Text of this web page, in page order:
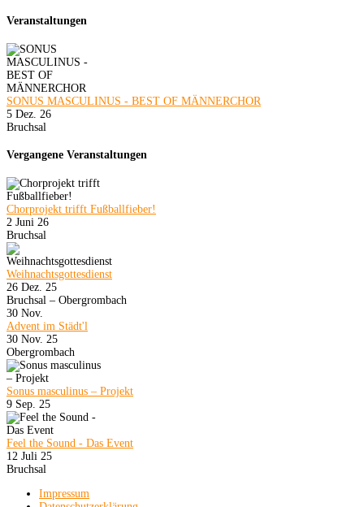
Veranstaltungen
SONUS MASCULINUS - BEST OF MÄNNERCHOR
5 Dez. 26
Bruchsal
Vergangene Veranstaltungen
Chorprojekt trifft Fußballfieber!
2 Juni 26
Bruchsal
Weihnachtsgottesdienst
26 Dez. 25
Bruchsal – Obergrombach
30 Nov.
Advent im Städt'l
30 Nov. 25
Obergrombach
Sonus masculinus – Projekt
9 Sep. 25
Feel the Sound - Das Event
12 Juli 25
Bruchsal
Impressum